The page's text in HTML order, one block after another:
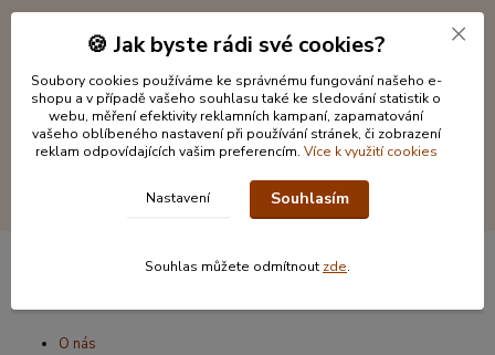
O nás
🍪 Jak byste rádi své cookies?
Soubory cookies používáme ke správnému fungování našeho e-
shopu a v případě vašeho souhlasu také ke sledování statistik o
webu, měření efektivity reklamních kampaní, zapamatování
vašeho oblíbeného nastavení při používání stránek, či zobrazení
reklam odpovídajících vašim preferencím. Více k využití cookies
Nastavení Souhlasím
Souhlas můžete odmítnout zde.